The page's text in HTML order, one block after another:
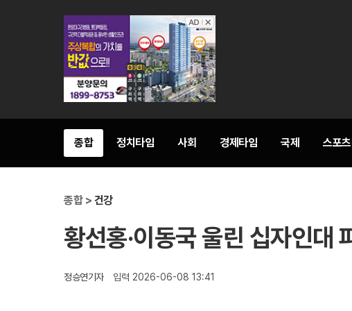
종합 정치타임 사회 경제타임 국제 스포
종합 > 건강
황선홍·이동국 울린 십자인대
정승연기자 입력 2026-06-08 13:41